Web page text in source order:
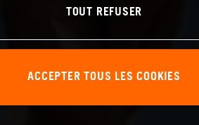
TOUT REFUSER
ACCEPTER TOUS LES COOKIES